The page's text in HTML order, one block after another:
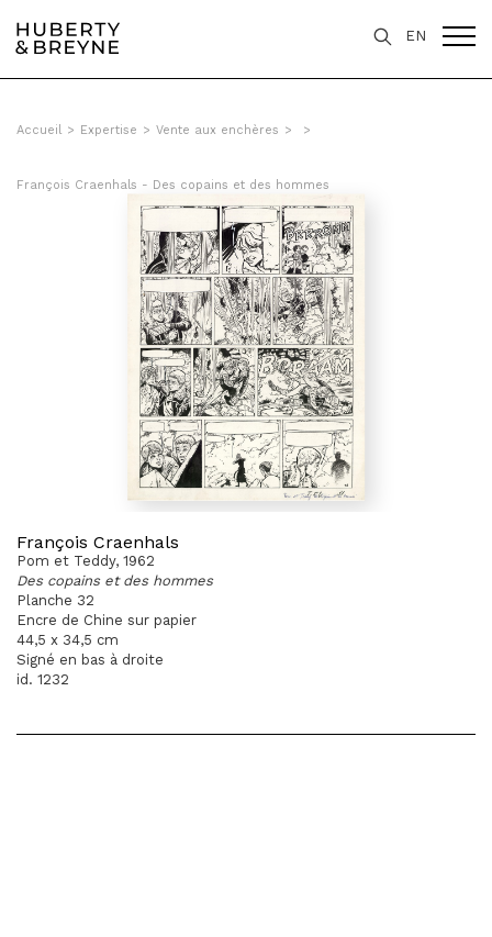
EN
Accueil > Expertise > Vente aux enchères > >
François Craenhals - Des copains et des hommes
François Craenhals
Pom et Teddy, 1962
Des copains et des hommes
Planche 32
Encre de Chine sur papier
44,5 x 34,5 cm
Signé en bas à droite
id. 1232